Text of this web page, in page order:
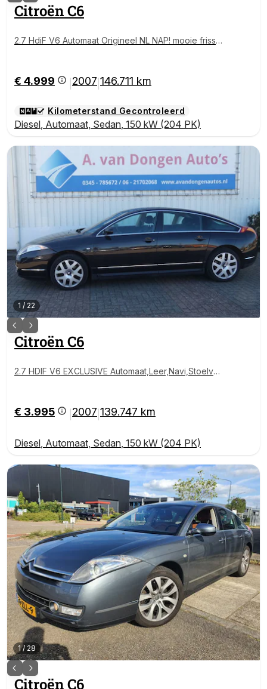
CitroënC6
2.7 HdiF V6 Automaat Origineel NL NAP! mooie frisse
€ 4.999 2007 146.711 km
Kilometerstand Gecontroleerd
Diesel Automaat Sedan 150 kW (204 PK)
1 / 22
CitroënC6
2.7 HDIF V6 EXCLUSIVE Automaat,Leer,Navi,Stoelver
€ 3.995 2007 139.747 km
Diesel Automaat Sedan 150 kW (204 PK)
1/ 28
CitroënC6